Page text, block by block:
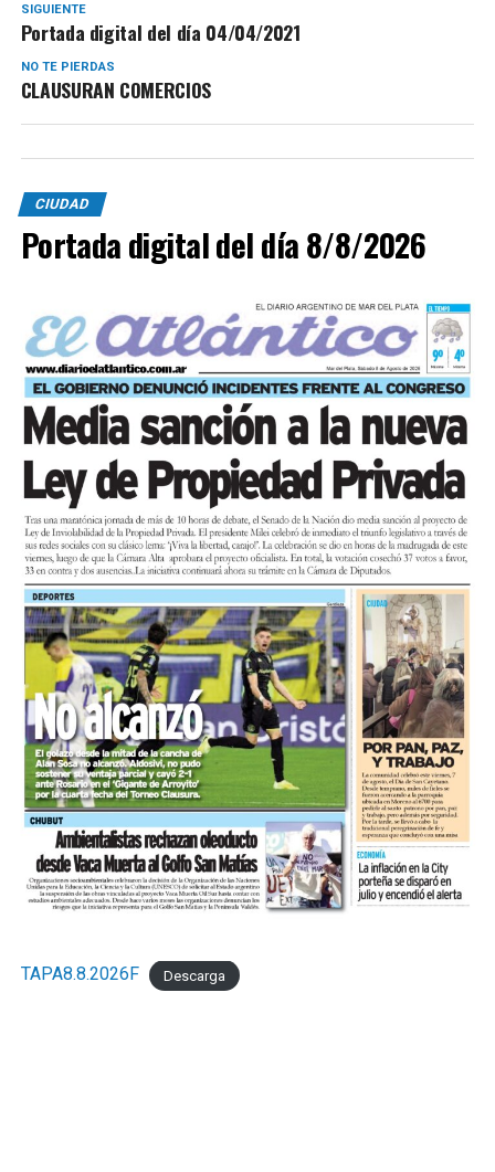
SIGUIENTE
Portada digital del día 04/04/2021
NO TE PIERDAS
CLAUSURAN COMERCIOS
CIUDAD
Portada digital del día 8/8/2026
TAPA8.8.2026F Descarga